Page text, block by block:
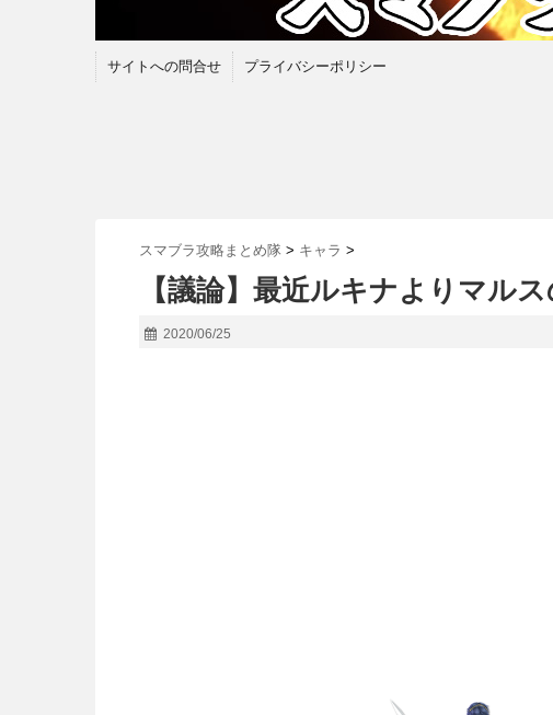
サイトへの問合せ プライバシーポリシー
スマブラ攻略まとめ隊 > キャラ >
【議論】最近ルキナよりマル
2020/06/25